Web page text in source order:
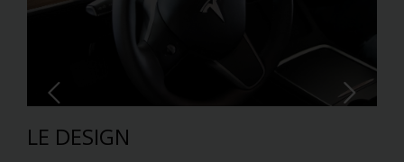
LE DESIGN